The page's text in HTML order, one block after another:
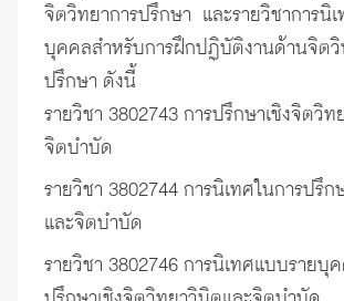
จิตวิทยาการปรึกษา และรายวิชาการนิ
บุคคลสำหรับการฝึกปฏิบัติงานด้านจิตวิ
ปรึกษา ดังนี้
รายวิชา 3802743 การปรึกษาเชิงจิตวิ
จิตบำบัด
รายวิชา 3802744 การนิเทศในการปรึก
และจิตบำบัด
รายวิชา 3802746 การนิเทศแบบรายบุ